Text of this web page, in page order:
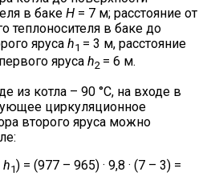
в баке Н= 7 м; расстояние от
теплоносителя в баке до
яруса h1 = 3 м, расстояние
яруса h2 = 6 м.
из котла – 90 °С, на входе в
циркуляционное
второго яруса можно
h1) = (977 – 965) · 9,8 · (7 – 3) =